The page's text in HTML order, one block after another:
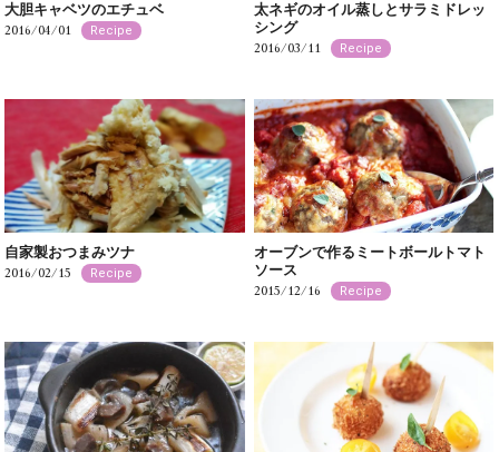
大胆キャベツのエチュベ
2016/04/01 Recipe
太ネギのオイル蒸しとサラミドレッ
シング
2016/03/11 Recipe
自家製おつまみツナ
2016/02/15 Recipe
オーブンで作るミートボールトマト
ソース
2015/12/16 Recipe